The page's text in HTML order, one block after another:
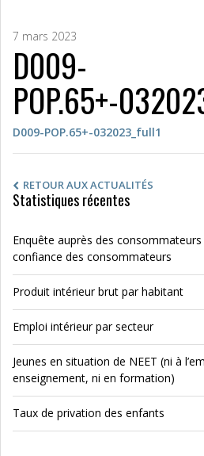
7 mars 2023
D009-
POP.65+-
D009-POP.65+-032023_full1
RETOUR AUX ACTUALITÉS
Statistiques récentes
Enquête auprès des
confiance des consommateurs
Produit intérieur brut par habitant
Emploi intérieur par secteur
Jeunes en situation de NEET (ni à
enseignement, ni en formation)
Taux de privation des enfants